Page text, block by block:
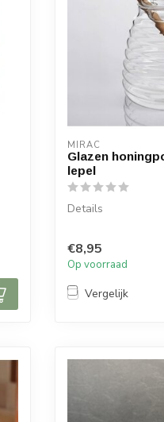
MIRAC
Glazen
lepel
Details
Materiaal pot: glas
Materiaal lepel:
€8,95
Op voorraad
Vergelijk